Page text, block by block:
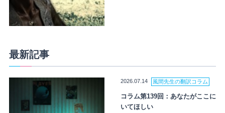
最新記事
2026.07.14 風間先生の翻訳コラム
コラム第139回：あなたがここに
いてほしい